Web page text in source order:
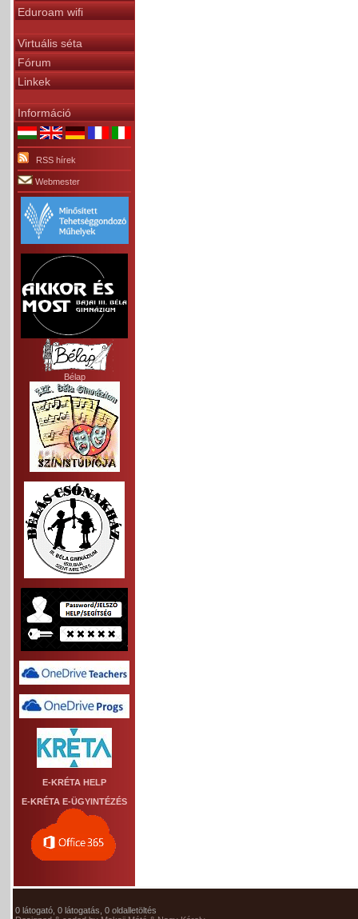
Eduroam wifi
Virtuális séta
Fórum
Linkek
Információ
RSS hírek
Webmester
Bélap
E-KRÉTA HELP
E-KRÉTA E-ÜGYINTÉZÉS
0 látogató, 0 látogatás, 0 oldalletöltés